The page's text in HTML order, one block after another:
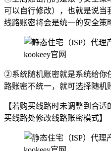
可以自行修改），也就是说当
线路账密将会是统一的安全策
②系统随机账密就是系统给你
路账密不统一，就可选择随机
【若购买线路时未调整到合
买线路处修改线路账密模式】